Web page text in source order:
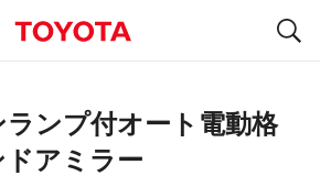
ンプ付オート電動格
アミラー